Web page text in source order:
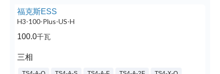
福克斯ESS
H3-100-Plus-US-H
100.0千瓦
三相